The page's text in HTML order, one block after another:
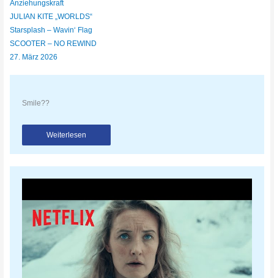
Anziehungskraft
JULIAN KITE „WORLDS“
Starsplash – Wavin‘ Flag
SCOOTER – NO REWIND
27. März 2026
Smile??
Weiterlesen